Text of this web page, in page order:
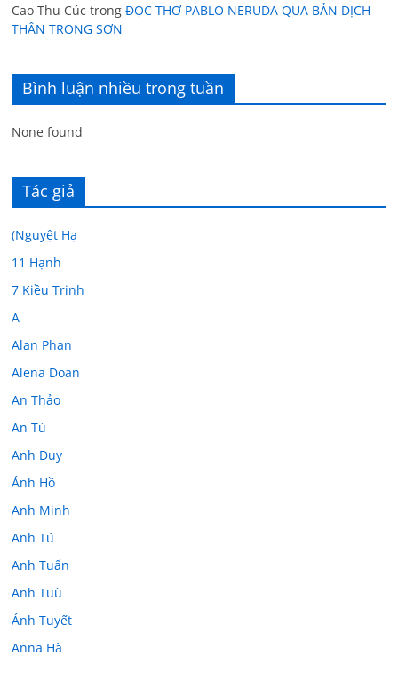
Cao Thu Cúc trongĐỌC THƠ PABLO NERUDA QUA BẢN DỊCH
THÂN TRONG SƠN
Bình luận nhiều trong tuần
None found
Tác giả
(Nguyệt Hạ
11 Hạnh
7 Kiều Trinh
A
Alan Phan
Alena Doan
An Thảo
An Tú
Anh Duy
Ánh Hồ
Anh Minh
Anh Tú
Anh Tuấn
Anh Tuù
Ánh Tuyết
Anna Hà